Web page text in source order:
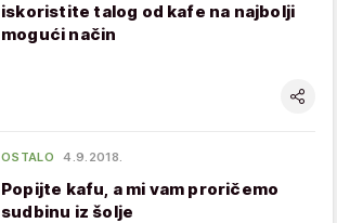
iskoristite talog od kafe na najbolji
mogući način
OSTALO 4.9.2018.
Popijte kafu, a mi vam proričemo
sudbinu iz šolje